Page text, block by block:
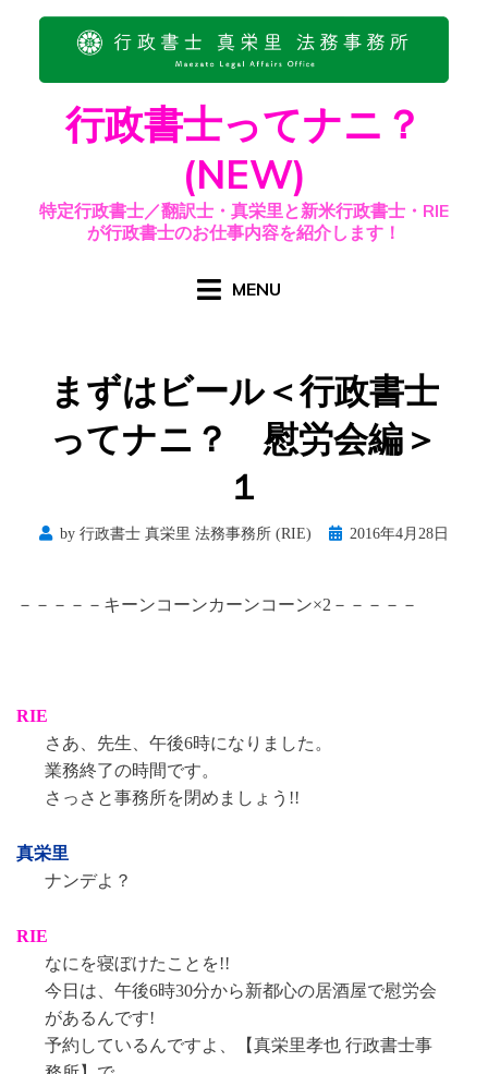
行政書士ってナニ？
(NEW)
特定行政書士／翻訳士・真栄里と新米行政書士・RIE
が行政書士のお仕事内容を紹介します！
MENU
まずはビール＜行政書士
ってナニ？ 慰労会編＞
１
by 行政書士 真栄里 法務事務所 (RIE)
Posted2016年4月28日
－－－－－キーンコーンカーンコーン×2－－－－－
RIE
さあ、先生、午後6時になりました。
業務終了の時間です。
さっさと事務所を閉めましょう!!
真栄里
ナンデよ？
RIE
なにを寝ぼけたことを!!
今日は、午後6時30分から新都心の居酒屋で慰労会
があるんです!
予約しているんですよ、【真栄里孝也 行政書士事